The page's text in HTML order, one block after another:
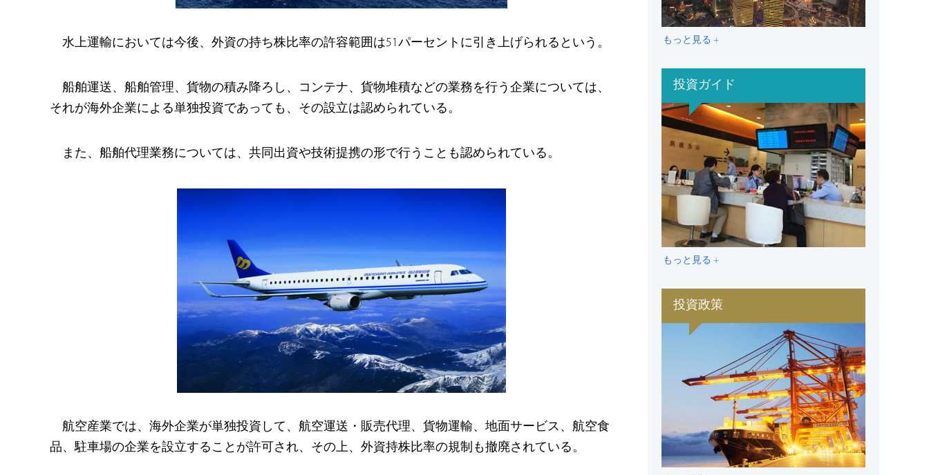
水上運輸においては今後、外資の持ち株比率の許容範囲は51パーセントに引き上げられるという。
船舶運送、船舶管理、貨物の積み降ろし、コンテナ、貨物堆積などの業務を行う企業については、
それが海外企業による単独投資であっても、その設立は認められている。
また、船舶代理業務については、共同出資や技術提携の形で行うことも認められている。
航空産業では、海外企業が単独投資して、航空運送・販売代理、貨物運輸、地面サービス、航空食
品、駐車場の企業を設立することが許可され、その上、外資持株比率の規制も撤廃されている。
もっと見る +
投資ガイド
もっと見る +
投資政策